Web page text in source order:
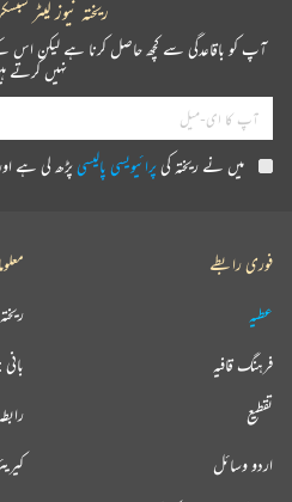
ریختہ نیوز لیٹر
آپ کو باقاعدگی سے کچھ حاصل کرنا ہے لیکن اس
نہیں کرتے
میں نے ریختہ کیپرائیویسی پالیسیپڑھ لی ہے
فوری رابطے
عطیہ
فرہنگ قافیہ
تقطیع
اردو وسائل